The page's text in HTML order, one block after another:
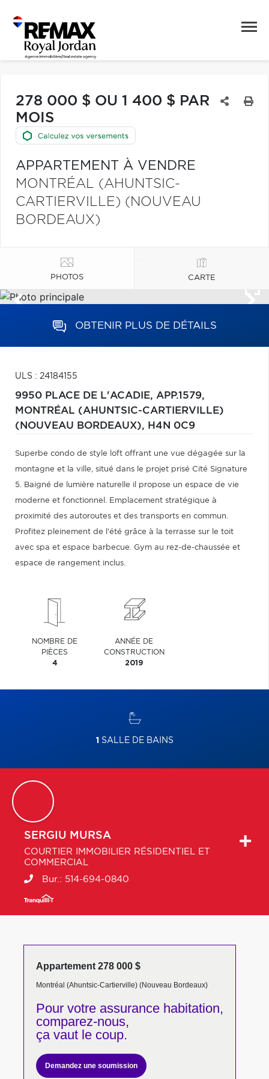
278 000 $ OU 1 400 $ PAR
MOIS
APPARTEMENT À VENDRE
MONTRÉAL (AHUNTSIC-
CARTIERVILLE) (NOUVEAU
BORDEAUX)
PHOTOS CARTE
OBTENIR PLUS DE DÉTAILS
ULS : 24184155
9950 PLACE DE L'ACADIE, APP.1579,
MONTRÉAL (AHUNTSIC-CARTIERVILLE)
(NOUVEAU BORDEAUX), H4N 0C9
Superbe condo de style loft offrant une vue dégagée sur la
montagne et la ville, situé dans le projet prisé Cité Signature
5. Baigné de lumière naturelle il propose un espace de vie
moderne et fonctionnel. Emplacement stratégique à
proximité des autoroutes et des transports en commun.
Profitez pleinement de l'été grâce à la terrasse sur le toit
avec spa et espace barbecue. Gym au rez-de-chaussée et
espace de rangement inclus.
NOMBRE DE
PIÈCES
4
ANNÉE DE
CONSTRUCTION
2019
1 SALLE DE BAINS
SERGIU MURSA
COURTIER IMMOBILIER RÉSIDENTIEL ET
COMMERCIAL
Bur.: 514-694-0840
Appartement 278 000 $
Montréal (Ahuntsic-Cartierville) (Nouveau Bordeaux)
Pour votreassurance habitation,
comparez-nous,
ça vaut le coup.
Demandez une soumission